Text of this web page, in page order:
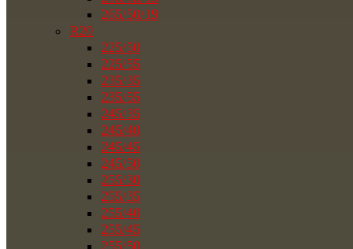
265/50/19
R20
225/50
225/55
235/35
235/55
245/35
245/40
245/45
245/50
255/30
255/35
255/40
255/45
255/50